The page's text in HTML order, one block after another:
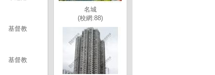
基督教
基督教
名城
(校網:88)